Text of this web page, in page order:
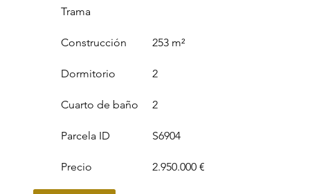
Trama
Construcción 253 m²
Dormitorio
Cuarto de baño
2
2
Parcela ID
Precio
S6904
2.950.000 €